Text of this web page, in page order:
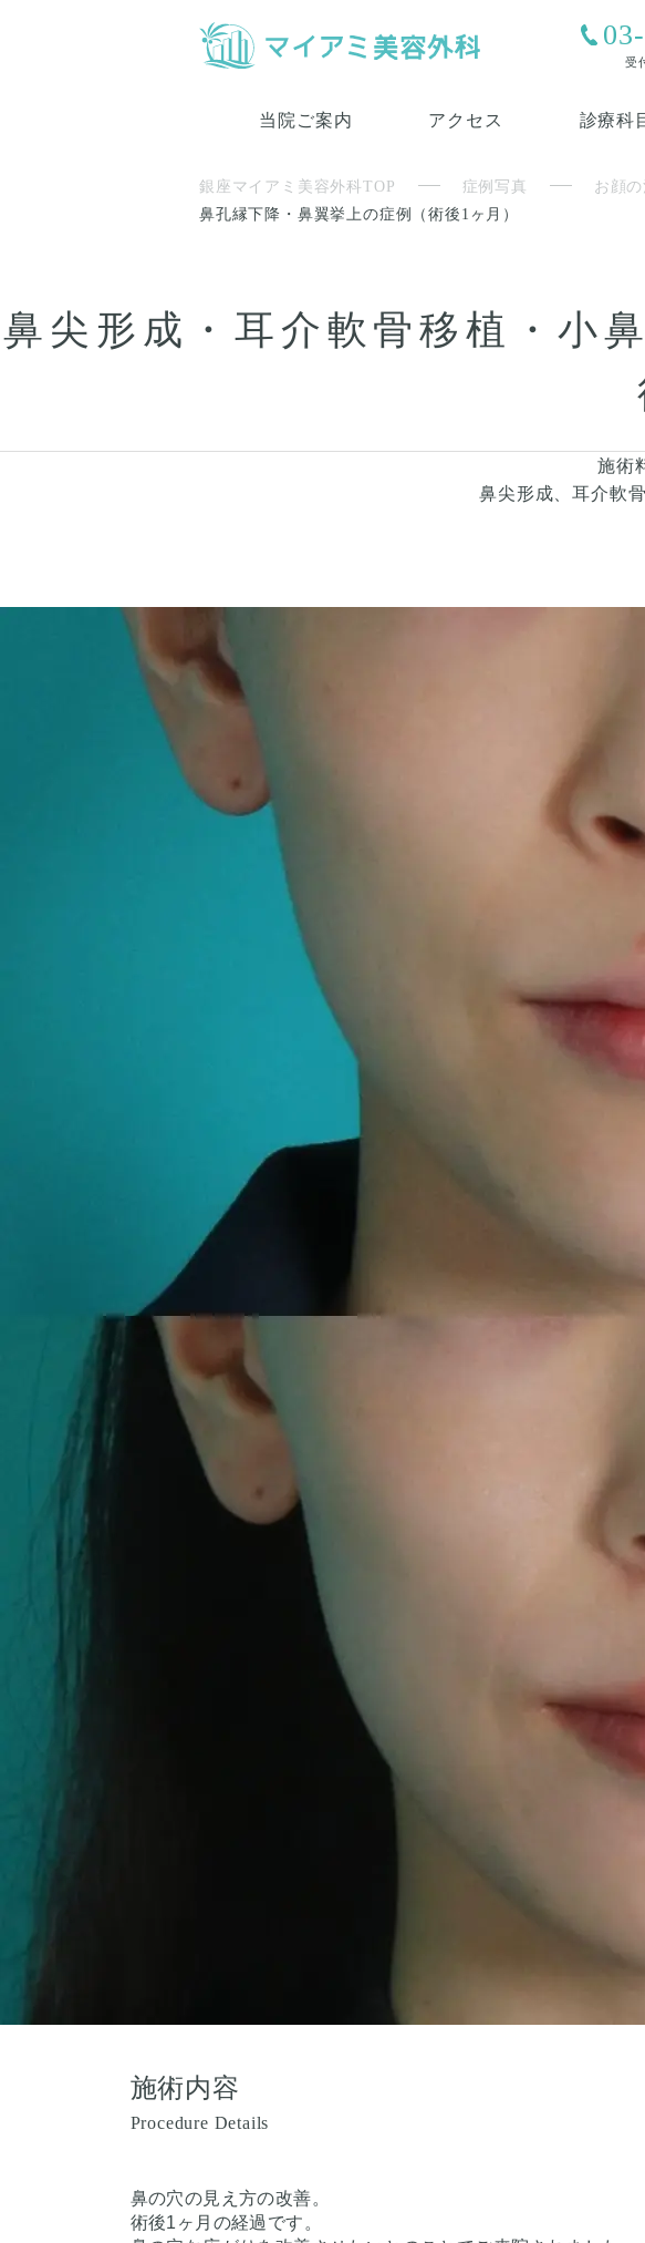
受
当院ご案内 アクセス 診療科
銀座マイアミ美容外科TOP 症例写真 お顔
鼻孔縁下降・鼻翼挙上の症例（術後1ヶ月）
鼻尖形成・耳介軟骨移植・小
施術
鼻尖形成、耳介軟
施術内容
Procedure Details
鼻の穴の見え方の改善。
術後1ヶ月の経過です。